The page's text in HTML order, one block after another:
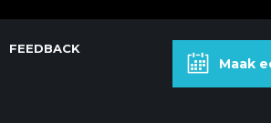
Maak
FEEDBACK